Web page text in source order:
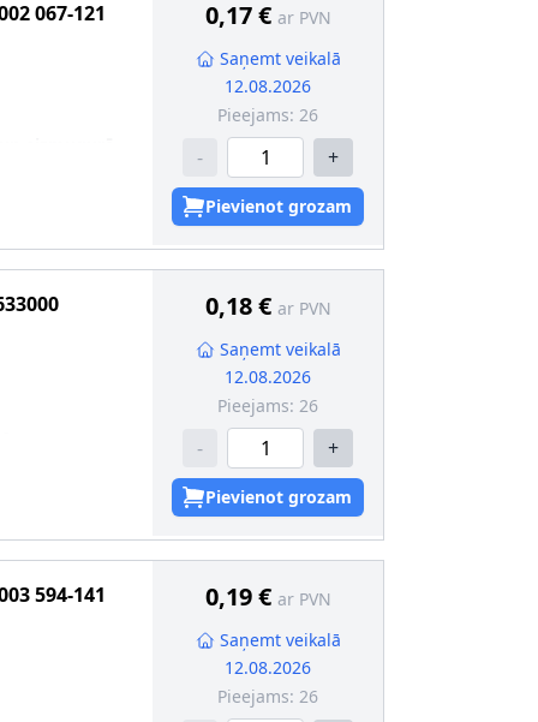
067-121 0,17 € ar PVN
Saņemt veikalā
12.08.2026
Pieejams: 26
- +
Pievienot grozam
0,18 € ar PVN
Saņemt veikalā
12.08.2026
Pieejams: 26
- +
Pievienot grozam
594-141 0,19 € ar PVN
Saņemt veikalā
12.08.2026
Pieejams: 26